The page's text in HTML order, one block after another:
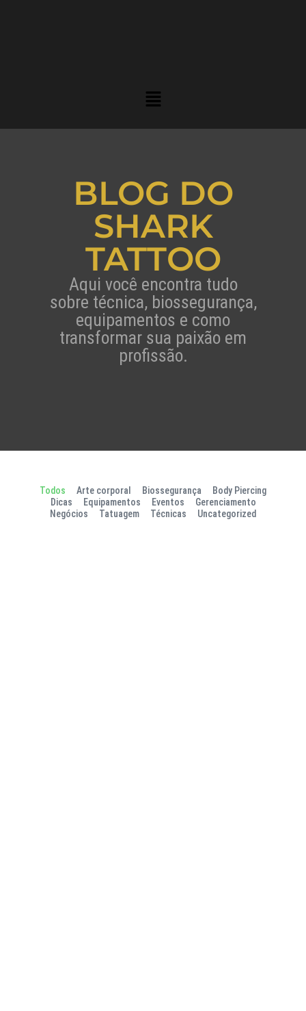
BLOG DO
SHARK
TATTOO
Aqui você encontra tudo
sobre técnica, biossegurança,
equipamentos e como
transformar sua paixão em
profissão.
Arte corporal Biossegurança
Body Piercing
Dicas
Equipamentos Eventos
Gerenciamento
Negócios
Tatuagem Técnicas Uncategorized
Todos